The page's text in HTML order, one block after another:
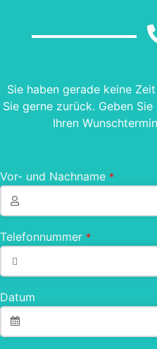
Sie haben gerade keine
Sie gerne zurück. Geben
Ihren
Vor- und Nachname *
Telefonnummer *
Datum